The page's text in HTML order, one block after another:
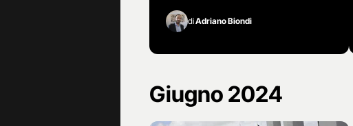
diAdriano Biondi
Giugno 2024